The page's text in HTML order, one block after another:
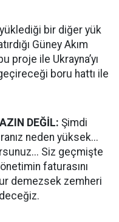
yüklediği bir diğer yük
Güney Akım
proje ile Ukrayna’yı
boru hattı ile
DEĞİL: Şimdi
neden yüksek...
Siz geçmişte
faturasını
demezsek zemheri